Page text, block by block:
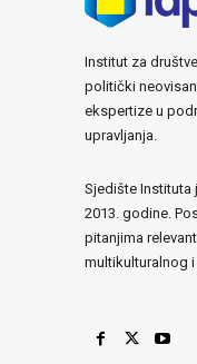
Institut za
politički
ekspertize u
upravljanja.
Sjedište Instituta
2013. godine.
pitanjima
multikulturalnog